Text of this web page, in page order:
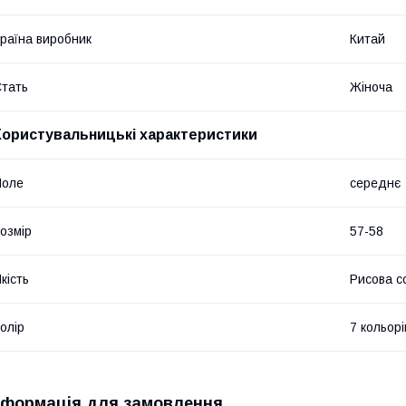
виробник Китай
Жіноча
характеристики
середнє
57-58
Рисова
7